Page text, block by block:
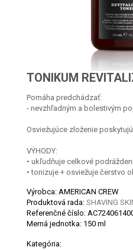
TONIKUM
Pomáha predchádzať:
- nevzhľadným a bolestivým
Osviežujúce zloženie
VÝHODY:
• ukľudňuje celkové
• tonizuje + osviežuje čerstvo
Výrobca: AMERICAN CREW
Produktová rada: SHAVING
Referenčné číslo:
Merná jednotka: 150 ml
Kategória: